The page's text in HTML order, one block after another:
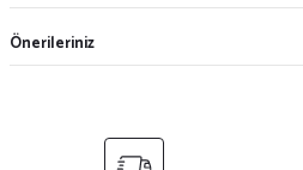
Önerileriniz